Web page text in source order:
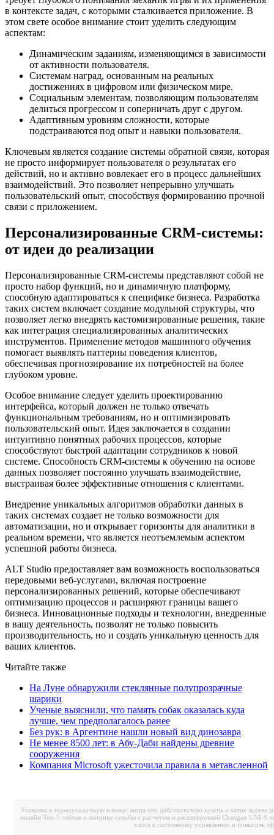
в контексте задач, с которыми сталкивается приложение. В
этом свете особое внимание стоит уделить следующим
аспектам:
Динамическим заданиям, изменяющимся в зависимости
от активности пользователя.
Системам наград, основанным на реальных
достижениях в цифровом или физическом мире.
Социальным элементам, позволяющим пользователям
делиться прогрессом и соперничать друг с другом.
Адаптивным уровням сложности, которые
подстраиваются под опыт и навыки пользователя.
Ключевым является создание системы обратной связи, которая
не просто информирует пользователя о результатах его
действий, но и активно вовлекает его в процесс дальнейших
взаимодействий. Это позволяет непрерывно улучшать
пользовательский опыт, способствуя формированию прочной
связи с приложением.
Персонализированные CRM-системы:
от идеи до реализации
Персонализированные CRM-системы представляют собой не
просто набор функций, но и динамичную платформу,
способную адаптироваться к специфике бизнеса. Разработка
таких систем включает создание модульной структуры, что
позволяет легко внедрять кастомизированные решения, такие
как интеграция специализированных аналитических
инструментов. Применение методов машинного обучения
помогает выявлять паттерны поведения клиентов,
обеспечивая прогнозирование их потребностей на более
глубоком уровне.
Особое внимание следует уделить проектированию
интерфейса, который должен не только отвечать
функциональным требованиям, но и оптимизировать
пользовательский опыт. Идея заключается в создании
интуитивно понятных рабочих процессов, которые
способствуют быстрой адаптации сотрудников к новой
системе. Способность CRM-системы к обучению на основе
данных позволяет постоянно улучшать взаимодействие,
выстраивая более эффективные отношения с клиентами.
Внедрение уникальных алгоритмов обработки данных в
таких системах создает не только возможности для
автоматизации, но и открывает горизонты для аналитики в
реальном времени, что является неотъемлемым аспектом
успешной работы бизнеса.
ALT Studio предоставляет вам возможность воспользоваться
передовыми веб-услугами, включая построение
персонализированных решений, которые обеспечивают
оптимизацию процессов и расширяют границы вашего
бизнеса. Инновационные подходы и технологии, внедренные
в вашу деятельность, позволят не только повысить
производительность, но и создать уникальную ценность для
ваших клиентов.
Читайте также
На Луне обнаружили стеклянные полупрозрачные
шарики
Ученые выяснили, что память собак оказалась куда
лучше, чем предполагалось ранее
Без рук: в Аргентине нашли новый вид динозавра
Не менее 8500 лет: в Абу-Даби найдены древние
сооружения
Компания Microsoft ужесточила правила в метавсленной
Упаковка в термоусадочную пленку: когда она действительно нужна и какие задачи
онлайн Топ-5 сайтов о матрице судьбы с расчетом и расшифровкой Changan UNI-S
хаоса к системному управлению и повысить